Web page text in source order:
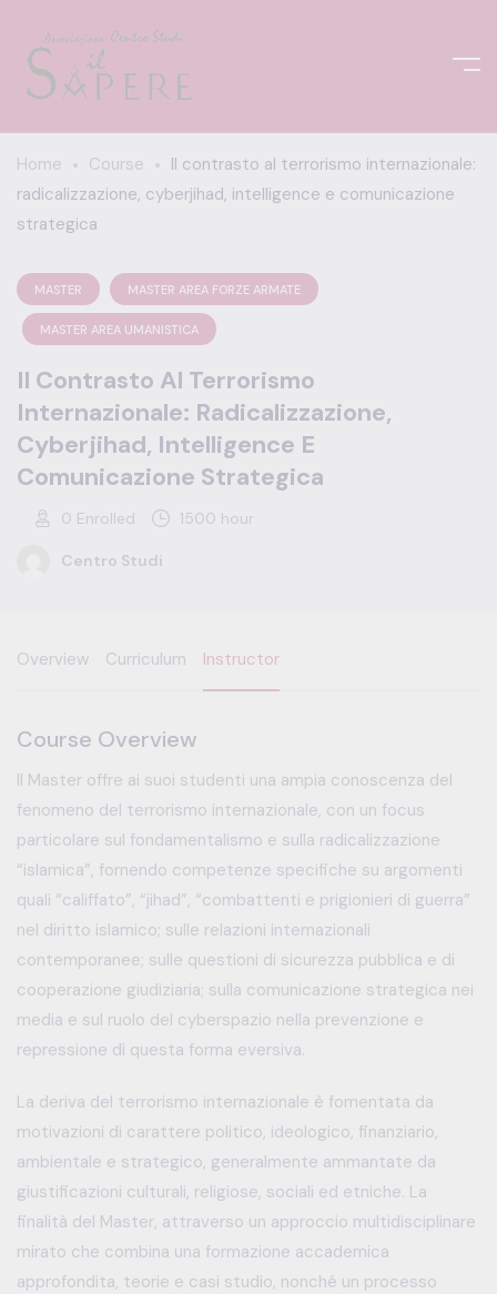
Home Course
Il contrasto al terrorismo internazionale:
radicalizzazione, cyberjihad, intelligence e comunicazione
strategica
MASTER MASTER AREA FORZE ARMATE
MASTER AREA UMANISTICA
Il Contrasto Al Terrorismo
Internazionale: Radicalizzazione,
Cyberjihad, Intelligence E
Comunicazione Strategica
0 Enrolled 1500 hour
Centro Studi
Overview Curriculum Instructor
Course Overview
Il Master offre ai suoi studenti una ampia conoscenza del
fenomeno del terrorismo internazionale, con un focus
particolare sul fondamentalismo e sulla radicalizzazione
“islamica”, fornendo competenze specifiche su argomenti
quali “califfato”, “jihad”, “combattenti e prigionieri di guerra”
nel diritto islamico; sulle relazioni internazionali
contemporanee; sulle questioni di sicurezza pubblica e di
cooperazione giudiziaria; sulla comunicazione strategica nei
media e sul ruolo del cyberspazio nella prevenzione e
repressione di questa forma eversiva.
La deriva del terrorismo internazionale è fomentata da
motivazioni di carattere politico, ideologico, finanziario,
ambientale e strategico, generalmente ammantate da
giustificazioni culturali, religiose, sociali ed etniche. La
finalità del Master, attraverso un approccio multidisciplinare
mirato che combina una formazione accademica
approfondita, teorie e casi studio, nonché un processo